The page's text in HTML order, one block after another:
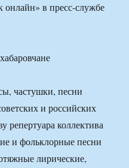
в пресс-службе
частушки, песни
и российских
репертуара коллектива
и фольклорные песни
лирические,